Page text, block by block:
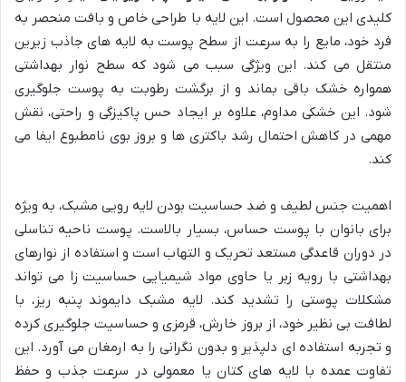
کلیدی این محصول است. این لایه با طراحی خاص و بافت منحصر به
فرد خود، مایع را به سرعت از سطح پوست به لایه های جاذب زیرین
منتقل می کند. این ویژگی سبب می شود که سطح نوار بهداشتی
همواره خشک باقی بماند و از برگشت رطوبت به پوست جلوگیری
شود. این خشکی مداوم، علاوه بر ایجاد حس پاکیزگی و راحتی، نقش
مهمی در کاهش احتمال رشد باکتری ها و بروز بوی نامطبوع ایفا می
کند.
اهمیت جنس لطیف و ضد حساسیت بودن لایه رویی مشبک، به ویژه
برای بانوان با پوست حساس، بسیار بالاست. پوست ناحیه تناسلی
در دوران قاعدگی مستعد تحریک و التهاب است و استفاده از نوارهای
بهداشتی با رویه زبر یا حاوی مواد شیمیایی حساسیت زا می تواند
مشکلات پوستی را تشدید کند. لایه مشبک دایموند پنبه ریز، با
لطافت بی نظیر خود، از بروز خارش، قرمزی و حساسیت جلوگیری کرده
و تجربه استفاده ای دلپذیر و بدون نگرانی را به ارمغان می آورد. این
تفاوت عمده با لایه های کتان یا معمولی در سرعت جذب و حفظ